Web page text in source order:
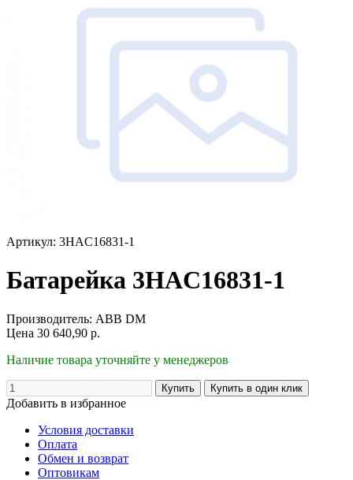
Артикул: 3HAC16831-1
Батарейка 3HAC16831-1
Производитель: ABB DM
Цена 30 640,90 р.
Наличие товара уточняйте у менеджеров
Добавить в избранное
Условия доставки
Оплата
Обмен и возврат
Оптовикам